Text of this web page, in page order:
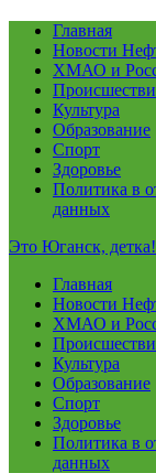
Главная
Новости
ХМАО и
Культура
Образование
Спорт
Здоровье
Политика в
данных
Это Юганск, детка!
Главная
Новости
ХМАО и
Культура
Образование
Спорт
Здоровье
Политика в
данных